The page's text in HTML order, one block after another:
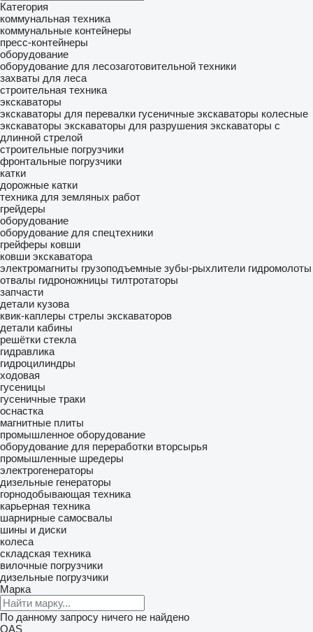
Категория
коммунальная техника
коммунальные контейнеры
пресс-контейнеры
оборудование
оборудование для лесозаготовительной техники
захваты для леса
строительная техника
экскаваторы
экскаваторы для перевалки гусеничные экскаваторы колесные
экскаваторы экскаваторы для разрушения экскаваторы с
длинной стрелой
строительные погрузчики
фронтальные погрузчики
катки
дорожные катки
техника для земляных работ
грейдеры
оборудование
оборудование для спецтехники
грейферы ковши
ковши экскаватора
электромагниты грузоподъемные зубы-рыхлители гидромолоты
отвалы гидроножницы тилтротаторы
запчасти
детали кузова
квик-каплеры стрелы экскаваторов
детали кабины
решётки стекла
гидравлика
гидроцилиндры
ходовая
гусеницы
гусеничные траки
оснастка
магнитные плиты
промышленное оборудование
оборудование для переработки вторсырья
промышленные шредеры
электрогенераторы
дизельные генераторы
горнодобывающая техника
карьерная техника
шарнирные самосвалы
шины и диски
колеса
складская техника
вилочные погрузчики
дизельные погрузчики
Марка
По данному запросу ничего не найдено
QAS